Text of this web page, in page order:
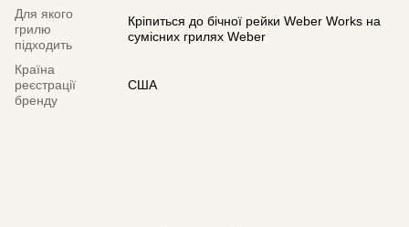
Для якого
грилю
підходить
Кріпиться до бічної рейки Weber Works на
сумісних грилях Weber
Країна
реєстрації
бренду
США